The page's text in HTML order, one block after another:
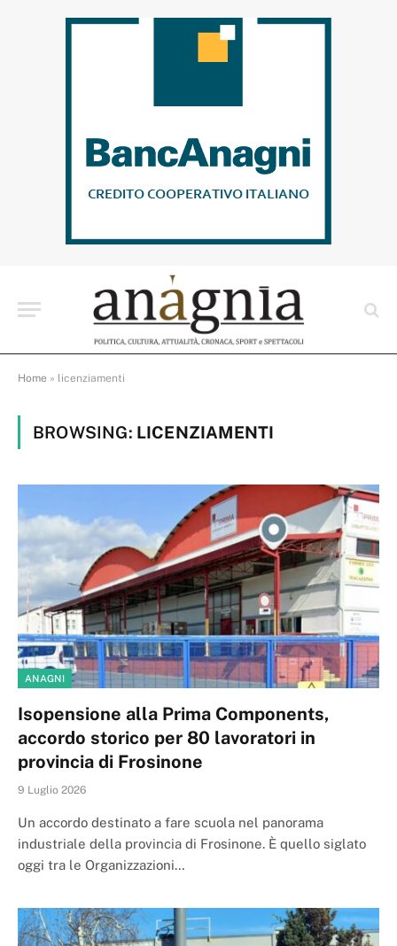
Home » licenziamenti
BROWSING: LICENZIAMENTI
ANAGNI
Isopensione alla Prima Components,
accordo storico per 80 lavoratori in
provincia di Frosinone
9 Luglio 2026
Un accordo destinato a fare scuola nel panorama
industriale della provincia di Frosinone. È quello siglato
oggi tra le Organizzazioni…